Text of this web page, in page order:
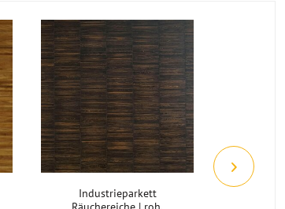
Industrieparkett